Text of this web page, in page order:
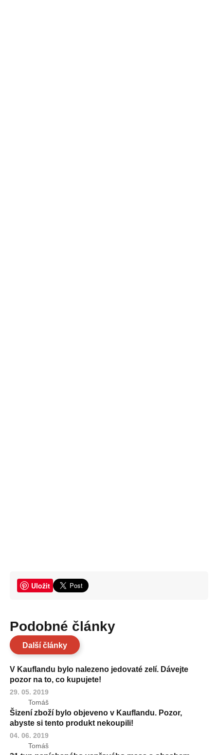
Uložit
Podobné články
Další články
V Kauflandu bylo nalezeno jedovaté zelí. Dávejte
pozor na to, co kupujete!
29. 05. 2019
Tomáš
Šizení zboží bylo objeveno v Kauflandu. Pozor,
abyste si tento produkt nekoupili!
04. 06. 2019
Tomáš